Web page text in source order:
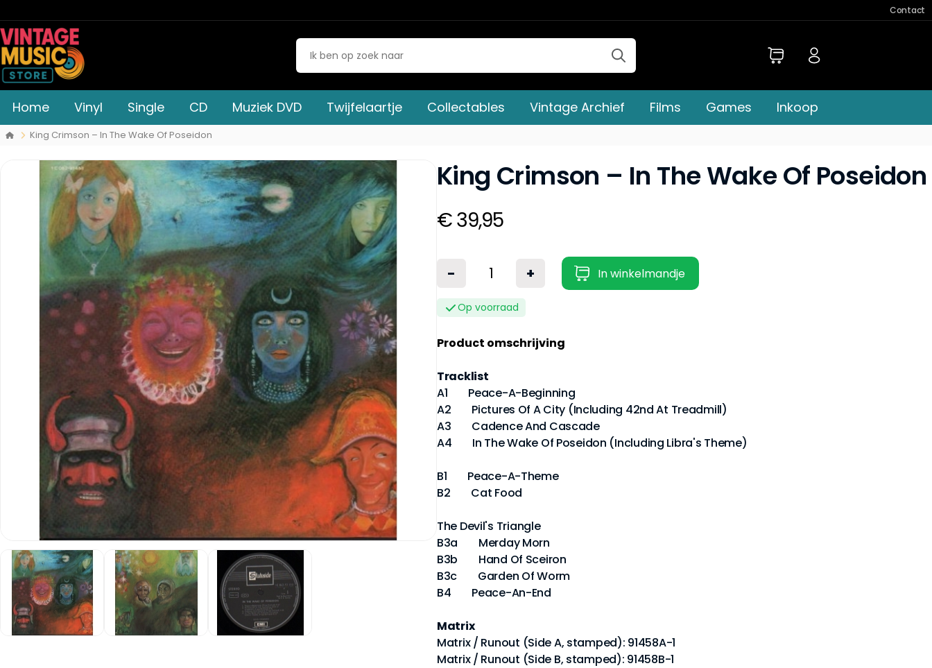
Contact
Home Vinyl Single CD Muziek DVD Twijfelaartje Collectables Vintage Archief Films Games Inkoop
King Crimson – In The Wake Of Poseidon
King Crimson – In The Wake Of Poseidon
€ 39,95
- + In winkelmandje
Op voorraad
Product omschrijving
Tracklist
A1 Peace-A-Beginning
A2 Pictures Of A City (Including 42nd At Treadmill)
A3 Cadence And Cascade
A4 In The Wake Of Poseidon (Including Libra's Theme)
B1 Peace-A-Theme
B2 Cat Food
The Devil's Triangle
B3a Merday Morn
B3b Hand Of Sceiron
B3c Garden Of Worm
B4 Peace-An-End
Matrix
Matrix / Runout (Side A, stamped): 91458A-1
Matrix / Runout (Side B, stamped): 91458B-1